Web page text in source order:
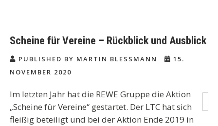
Scheine für Vereine – Rückblick und Ausblick
PUBLISHED BY MARTIN BLESSMANN
15.
NOVEMBER 2020
Im letzten Jahr hat die REWE Gruppe die Aktion
„Scheine für Vereine“ gestartet. Der LTC hat sich
fleißig beteiligt und bei der Aktion Ende 2019 in